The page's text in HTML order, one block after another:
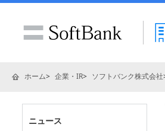
ホーム 企業・IR ソフトバンク株式会社
ニュース